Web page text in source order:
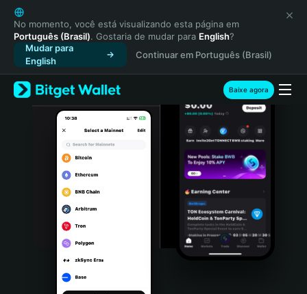
English
日本語
Tiếng Việt
Русский
Español (Latinoamérica)
Türkçe
Italiano
Português (Portugal)
Bahasa Indonesia
Português (Brasil)
No momento, você está visualizando esta página em
Português (Brasil). Gostaria de mudar para English?
Mudar para
English
Continuar em Português (Brasil)
Baixe agora